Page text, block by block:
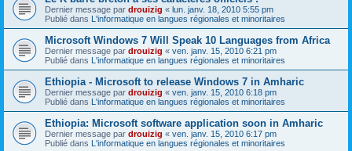
Dernier message par drouizig « lun. janv. 18, 2010 5:55 pm
Publié dans L'informatique en langues régionales et minoritaires
Microsoft Windows 7 Will Speak 10 Languages from Africa
Dernier message par drouizig « ven. janv. 15, 2010 6:21 pm
Publié dans L'informatique en langues régionales et minoritaires
Ethiopia - Microsoft to release Windows 7 in Amharic
Dernier message par drouizig « ven. janv. 15, 2010 6:18 pm
Publié dans L'informatique en langues régionales et minoritaires
Ethiopia: Microsoft software application soon in Amharic
Dernier message par drouizig « ven. janv. 15, 2010 6:17 pm
Publié dans L'informatique en langues régionales et minoritaires